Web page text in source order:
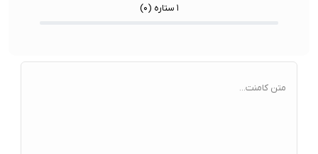
۱ ستاره ( ۰)
متن کامنت...